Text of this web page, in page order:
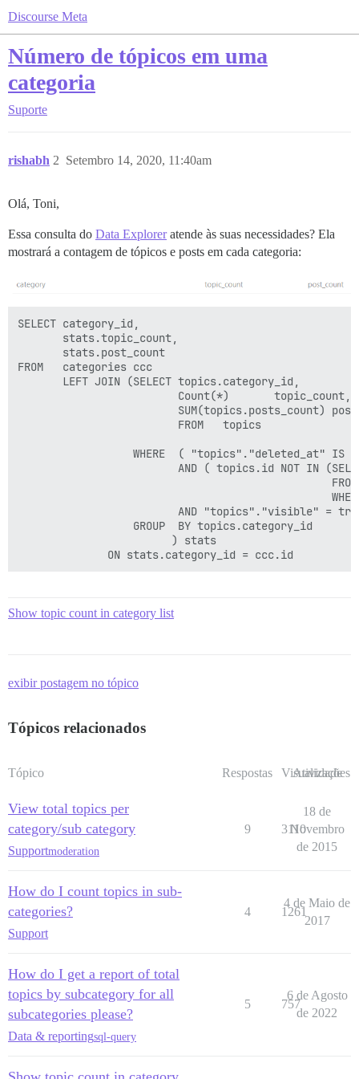
Discourse Meta
Número de tópicos em uma
categoria
Suporte
rishabh Setembro 14, 2020, 11:40am
2
Olá, Toni,
Essa consulta do Data Exploreratende às suas necessidades? Ela
mostrará a contagem de tópicos e posts em cada categoria:
SELECT category_id,
       stats.topic_count,
       stats.post_count
FROM   categories ccc
       LEFT JOIN (SELECT topics.category_id,
                         Count(*)       topic_count,
SUM(topics.posts_count)
                         FROM   topics
WHERE  ( "topics"."deleted_at" IS
AND ( topics.id NOT IN
AND "topics"."visible" =
                  GROUP  BY topics.category_id
                        ) stats
Show topic count in category list
exibir postagem no tópico
Tópicos relacionados
Tópico Respostas Visualizações
Atividade
View total topics per
category/sub category
Supportmoderation
9 3110
18 de
Novembro
de 2015
How do I count topics in sub-
categories?
Support
4 1261
4 de Maio de
2017
How do I get a report of total
topics by subcategory for all
subcategories please?
Data & reportingsql-query
5 757
6 de Agosto
de 2022